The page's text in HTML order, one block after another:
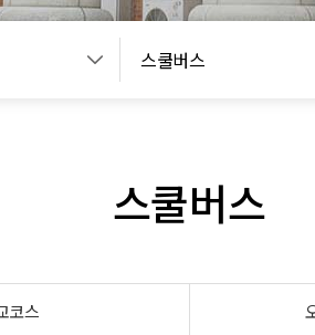
스쿨버스
스쿨버스
코스